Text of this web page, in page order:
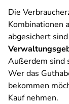
Die
Kombinationen
abgesichert
Außerdem sind
Wer das
bekommen
Kauf nehmen.